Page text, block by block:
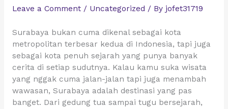
Leave a Comment / Uncategorized / By jofet31719
Surabaya bukan cuma dikenal sebagai kota
metropolitan terbesar kedua di Indonesia, tapi juga
sebagai kota penuh sejarah yang punya banyak
cerita di setiap sudutnya. Kalau kamu suka wisata
yang nggak cuma jalan-jalan tapi juga menambah
wawasan, Surabaya adalah destinasi yang pas
banget. Dari gedung tua sampai tugu bersejarah,